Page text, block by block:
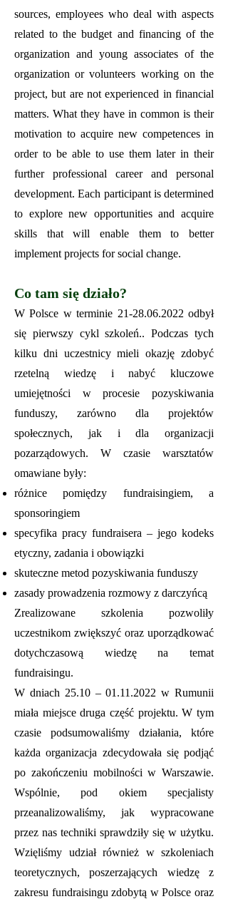
sources, employees who deal with aspects
related to the budget and financing of the
organization and young associates of the
organization or volunteers working on the
project, but are not experienced in financial
matters. What they have in common is their
motivation to acquire new competences in
order to be able to use them later in their
further professional career and personal
development. Each participant is determined
to explore new opportunities and acquire
skills that will enable them to better
implement projects for social change.
Co tam się działo?
W Polsce w terminie 21-28.06.2022 odbył
się pierwszy cykl szkoleń.. Podczas tych
kilku dni uczestnicy mieli okazję zdobyć
rzetelną wiedzę i nabyć kluczowe
umiejętności w procesie pozyskiwania
funduszy, zarówno dla projektów
społecznych, jak i dla organizacji
pozarządowych. W czasie warsztatów
omawiane były:
różnice pomiędzy fundraisingiem, a
sponsoringiem
specyfika pracy fundraisera – jego kodeks
etyczny, zadania i obowiązki
skuteczne metod pozyskiwania funduszy
zasady prowadzenia rozmowy z darczyńcą
Zrealizowane szkolenia pozwoliły
uczestnikom zwiększyć oraz uporządkować
dotychczasową wiedzę na temat
fundraisingu.
W dniach 25.10 –01.11.2022 w Rumunii
miała miejsce druga część projektu. W tym
czasie podsumowaliśmy działania, które
każda organizacja zdecydowała się podjąć
po zakończeniu mobilności w Warszawie.
Wspólnie, pod okiem specjalisty
przeanalizowaliśmy, jak wypracowane
przez nas techniki sprawdziły się w użytku.
Wzięliśmy udział również w szkoleniach
teoretycznych, poszerzających wiedzę z
zakresu fundraisingu zdobytą w Polsce oraz